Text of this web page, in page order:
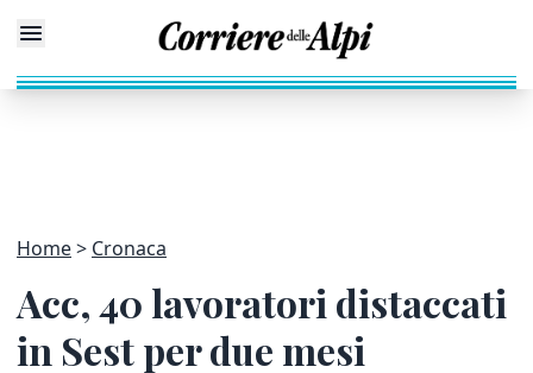
Home Cronaca
Acc, 40 lavoratori distaccati
in Sest per due mesi